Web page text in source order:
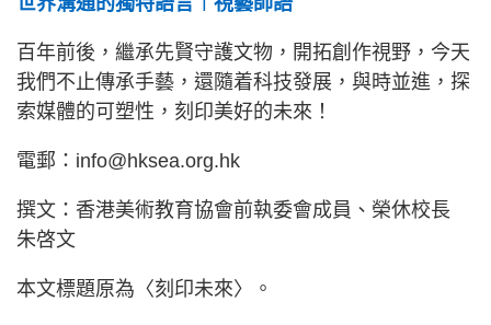
百年前後，繼承先賢守護文物，開拓創作視野，今天
我們不止傳承手藝，還隨着科技發展，與時並進，探
索媒體的可塑性，刻印美好的未來！
電郵：info@hksea.org.hk
撰文：香港美術教育協會前執委會成員、榮休校長
朱啓文
本文標題原為〈刻印未來〉。